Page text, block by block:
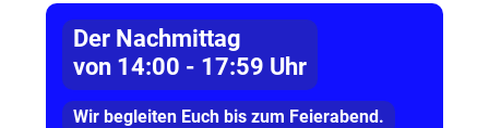
Der Nachmittag
von 14:00 - 17:59 Uhr
Wir begleiten Euch bis zum Feierabend.